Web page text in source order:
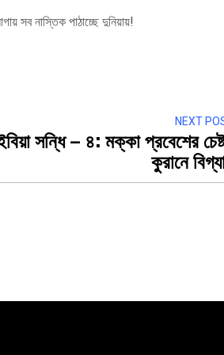
সব নাস্তিক পাঠাচ্ছে দুনিয়ায়!
NEXT
সন্ধি – ৪: মক্কা প্রবেশের
কুরানে